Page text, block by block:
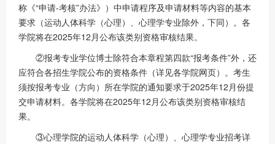
称《“申请-考核”办法》）中申请程序及申请材料等内容的基本
要求（运动人体科学（心理）、心理学专业除外，下同）。各
学院将在2025年12月公布该类别资格审核结果。
②报考专业学位博士除符合本章程第四款“报考条件”外，还
应符合各招生学院公布的资格条件（详见各学院网页）。考生
须按报考专业（方向）所在学院的通知要求于2025年12月份提
交申请材料。各学院将在2025年12月公布该类别资格审核结
果。
③心理学院的运动人体科学（心理）、心理学专业招考详